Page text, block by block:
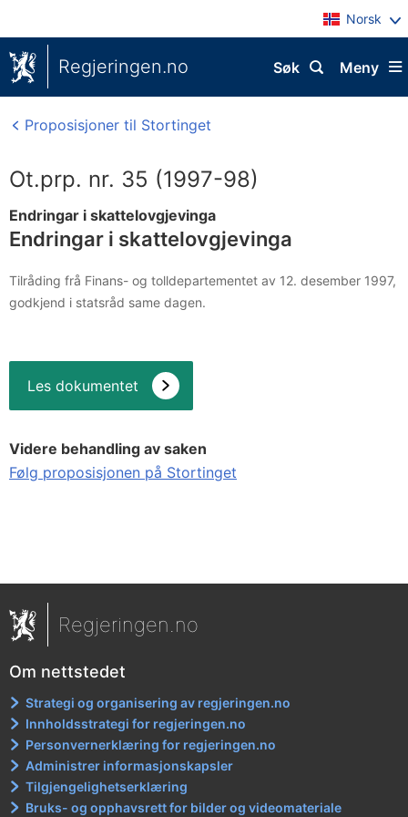
Norsk
Regjeringen.no Meny
Søk
Proposisjoner til Stortinget
Ot.prp. nr. 35 (1997-98)
Endringar i skattelovgjevinga
Endringar i skattelovgjevinga
Tilråding frå Finans- og tolldepartementet av 12. desember 1997,
godkjend i statsråd same dagen.
Les dokumentet
Videre behandling av saken
Følg proposisjonen på Stortinget
Regjeringen.no
Om nettstedet
Strategi og organisering av regjeringen.no
Innholdsstrategi for regjeringen.no
Personvernerklæring for regjeringen.no
Administrer informasjonskapsler
Tilgjengelighetserklæring
Bruks- og opphavsrett for bilder og videomateriale